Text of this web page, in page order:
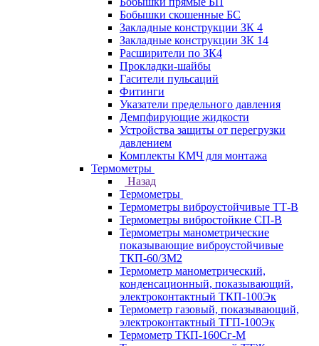
Бобышки скошенные БС
Закладные конструкции ЗК 4
Закладные конструкции ЗК 14
Расширители по ЗК4
Прокладки-шайбы
Гасители пульсаций
Фитинги
Указатели предельного давления
Демпфирующие жидкости
Устройства защиты от перегрузки
давлением
Комплекты КМЧ для монтажа
Термометры
Назад
Термометры
Термометры виброустойчивые ТТ-В
Термометры вибростойкие СП-В
Термометры манометрические
показывающие виброустойчивые
ТКП-60/3М2
Термометр манометрический,
конденсационный, показывающий,
электроконтактный ТКП-100Эк
Термометр газовый, показывающий,
электроконтактный ТГП-100Эк
Термометр ТКП-160Сг-М